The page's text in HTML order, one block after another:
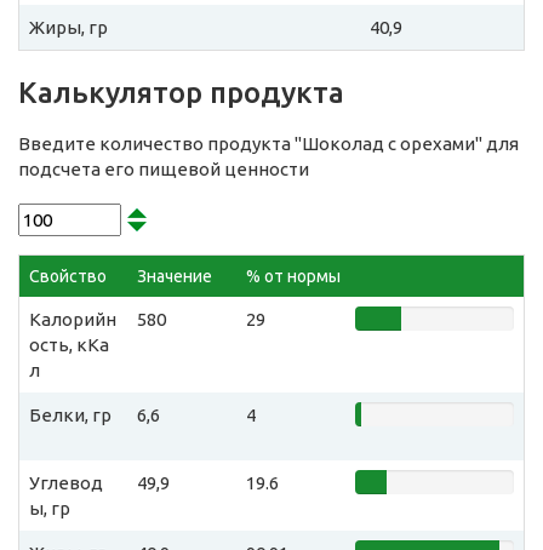
Жиры, гр 40,9
Калькулятор продукта
Введите количество продукта "Шоколад с орехами" для
подсчета его пищевой ценности
Свойство Значение % от нормы
Калорийн
ость, кКа
л
580 29
Белки, гр 6,6 4
Углевод
ы, гр
49,9 19.6